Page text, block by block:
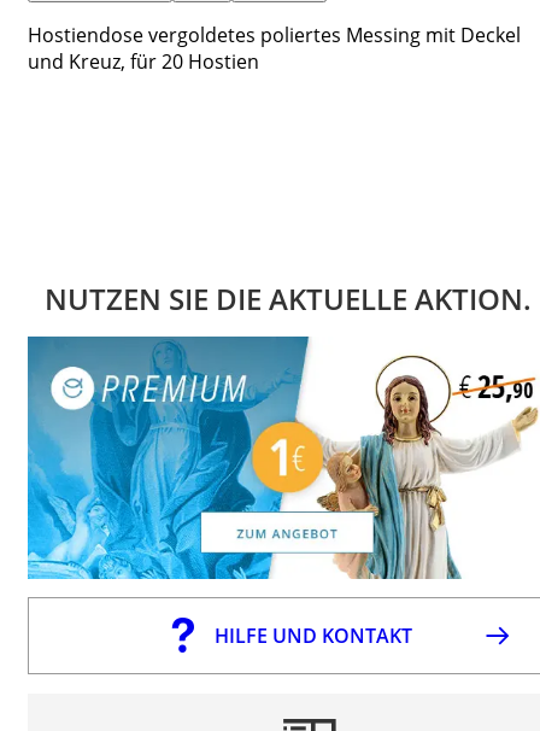
Hostiendose vergoldetes poliertes Messing mit Deckel
und Kreuz, für 20 Hostien
NUTZEN SIE DIE AKTUELLE AKTION.
HILFE UND KONTAKT